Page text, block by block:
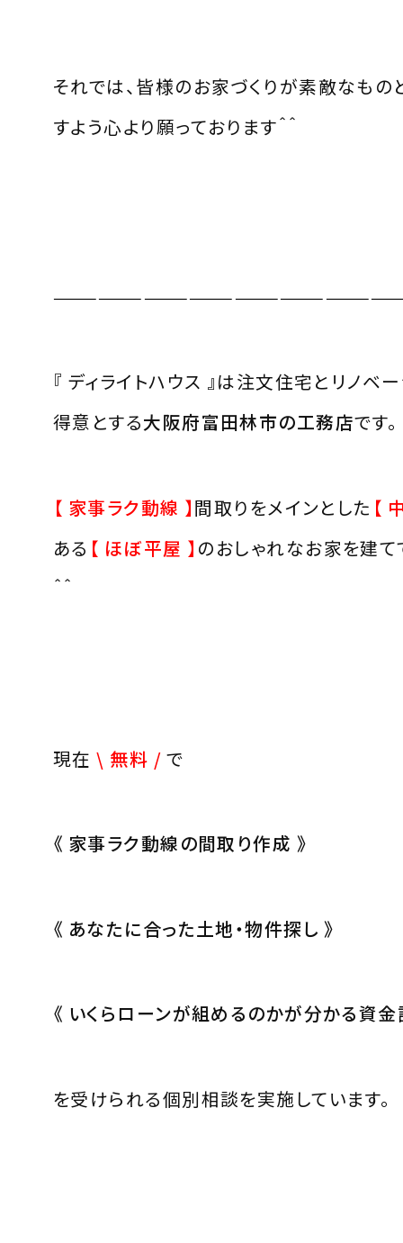
それでは、皆様のお家づくりが素敵なもの
すよう心より願っております＾＾
『 ディライトハウス 』は注文住宅とリノベ
得意とする大阪府富田林市の工務店です。
【 家事ラク動線 】間取りをメインとした 【
ある 【 ほぼ平屋 】 のおしゃれなお家を建て
＾＾
現在 \ 無料 /で
《 家事ラク動線の間取り作成 》
《 あなたに合った土地・物件探し 》
《 いくらローンが組めるのかが分かる資金
を受けられる個別相談を実施しています。